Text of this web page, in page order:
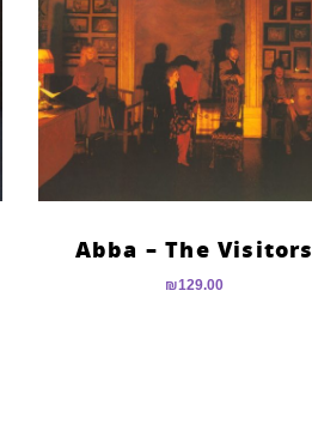
Abba – The Visitors
₪129.00